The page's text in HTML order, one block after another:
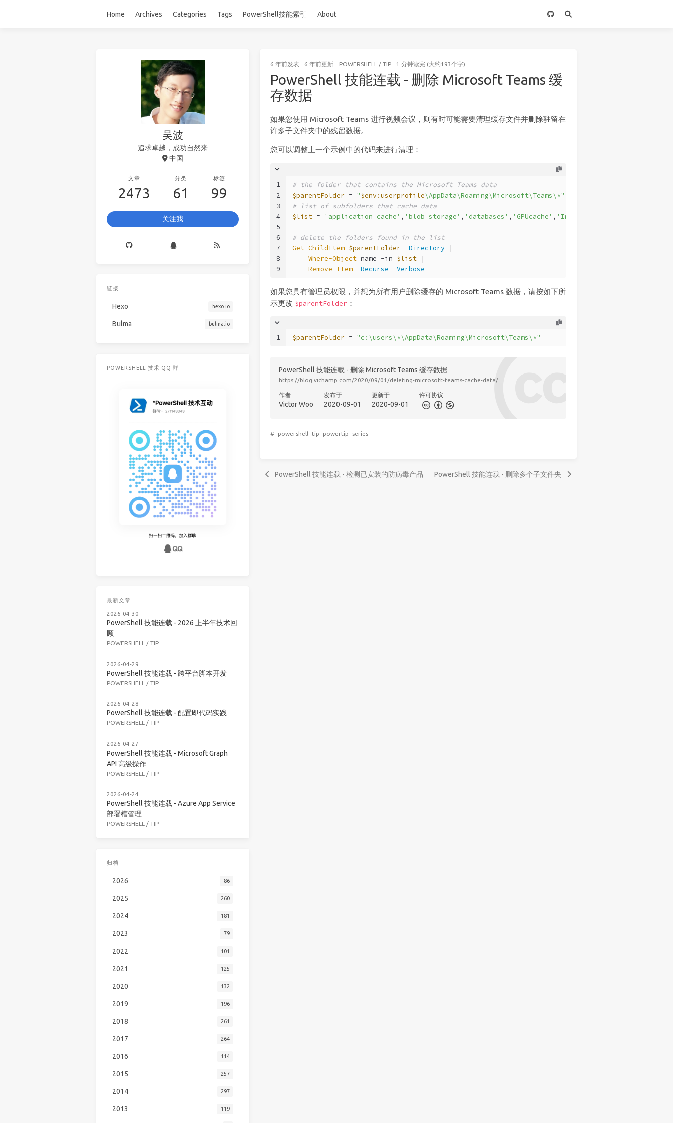
Home Archives Categories Tags PowerShell技能索引 About
6 年前发表 6 年前更新 POWERSHELL / TIP 1 分钟读完 (大约193个字)
PowerShell 技能连载 - 删除 Microsoft Teams 缓
存数据
如果您使用 Microsoft Teams 进行视频会议，则有时可能需要清理缓存文件并删除驻留在
许多子文件夹中的残留数据。
您可以调整上一个示例中的代码来进行清理：
1
2
3
4
5
6
7
8
9
# the folder that contains the Microsoft Teams data
$parentFolder = "$env:userprofile\AppData\Roaming\Microsoft\Teams\*"
# list of subfolders that cache data
$list = 'application cache' , 'blob storage' , 'databases' , 'GPUcache' , 'IndexedDB'
# delete the folders found in the list
Get-ChildItem $parentFolder -Directory |
Where-Object name -in $list |
Remove-Item -Recurse -Verbose
如果您具有管理员权限，并想为所有用户删除缓存的 Microsoft Teams 数据，请按如下所
示更改 $parentFolder：
1 $parentFolder = "c:\users\*\AppData\Roaming\Microsoft\Teams\*"
PowerShell 技能连载 - 删除 Microsoft Teams 缓存数据
https://blog.vichamp.com/2020/09/01/deleting-microsoft-teams-cache-data/
作者
Victor Woo
发布于
2020-09-01
更新于
2020-09-01
许可协议
# powershell tip powertip series
PowerShell 技能连载 - 检测已安装的防病毒产品 PowerShell 技能连载 - 删除多个子文件夹
吴波
追求卓越，成功自然来
中国
文章
2473
分类
61
标签
99
关注我
链接
Hexo hexo.io
Bulma bulma.io
POWERSHELL 技术 QQ 群
最新文章
2026-04-30
PowerShell 技能连载 - 2026 上半年技术回
顾
POWERSHELL / TIP
2026-04-29
PowerShell 技能连载 - 跨平台脚本开发
POWERSHELL / TIP
2026-04-28
PowerShell 技能连载 - 配置即代码实践
POWERSHELL / TIP
2026-04-27
PowerShell 技能连载 - Microsoft Graph
API 高级操作
POWERSHELL / TIP
2026-04-24
PowerShell 技能连载 - Azure App Service
部署槽管理
POWERSHELL / TIP
归档
2026 86
2025 260
2024 181
2023 79
2022 101
2021 125
2020 132
2019 196
2018 261
2017 264
2016 114
2015 257
2014 297
2013 119